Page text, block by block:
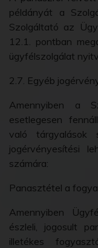
példányát a
Szolgáltató az
12.1. pontban
ügyfélszolgálat
2.7. Egyéb
Amennyiben a
esetlegesen
való tárgyalások
jogérvényesítési
számára:
Panasztétel a
Amennyiben
észleli, jogosult
illetékes